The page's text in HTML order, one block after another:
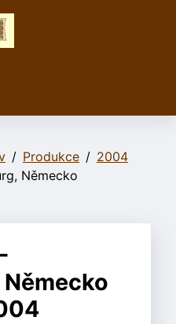
Produkce
2004
Německo